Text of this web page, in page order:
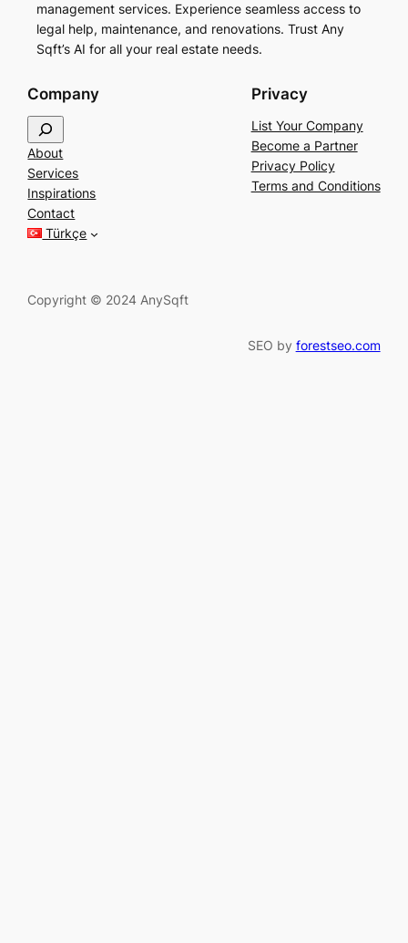
management services. Experience seamless access to
legal help, maintenance, and renovations. Trust Any
Sqft’s AI for all your real estate needs.
Company
e
a
r
c
h
About
Services
Inspirations
Contact
Türkçe
Privacy
List Your Company
Become a Partner
Privacy Policy
Terms and Conditions
Copyright © 2024 AnySqft
SEO by forestseo.com